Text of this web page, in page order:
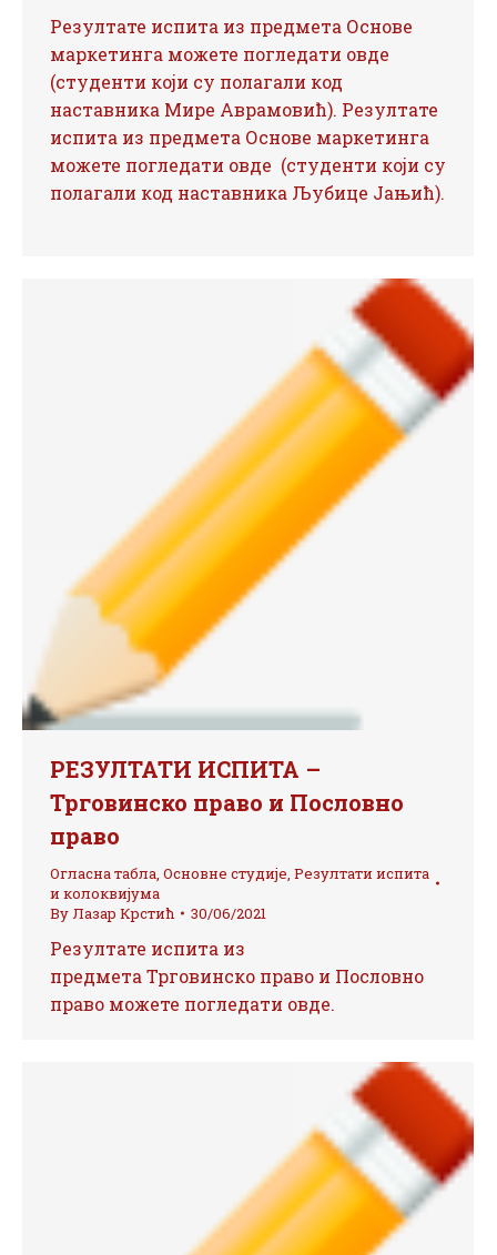
Резултате испита из предмета Основе
маркетинга можете погледати овде
(студенти који су полагали код
наставника Мире Аврамовић). Резултате
испита из предмета Основе маркетинга
можете погледати овде (студенти који су
полагали код наставника Љубице Јањић).
РЕЗУЛТАТИ ИСПИТА –
Трговинско право и Пословно
право
Огласна табла, Основне студије, Резултати испита
и колоквијума
ByЛазар Крстић 30/06/2021
Резултате испита из
предмета Трговинско право и Пословно
право можете погледати овде.